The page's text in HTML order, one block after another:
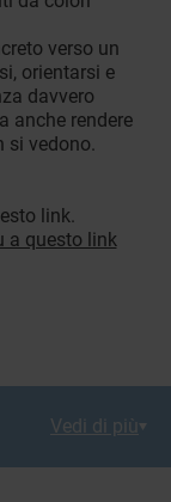
verso un
orientarsi e
davvero
anche rendere
si vedono.
link.
a questo link
Vedi di più